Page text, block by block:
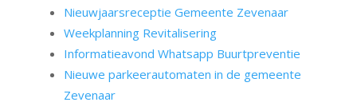
Nieuwjaarsreceptie Gemeente Zevenaar
Weekplanning Revitalisering
Informatieavond Whatsapp Buurtpreventie
Nieuwe parkeerautomaten in de gemeente
Zevenaar